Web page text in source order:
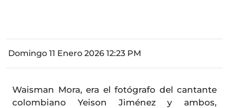
Domingo 11 Enero 2026 12:23 PM
Waisman Mora, era el fotógrafo del cantante
colombiano Yeison Jiménez y ambos,